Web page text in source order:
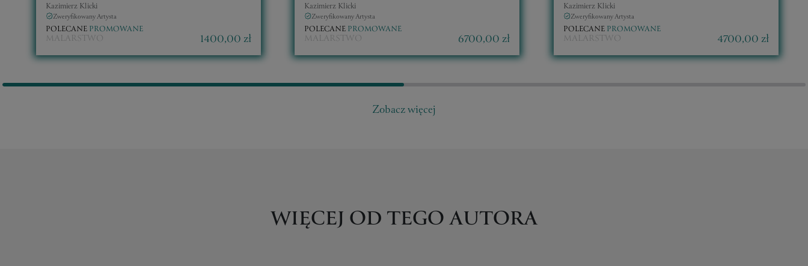
Kazimierz Klicki
Zweryfikowany Artysta
POLECANE PROMOWANE
MALARSTWO 1400,00 zł
Kazimierz Klicki
Zweryfikowany Artysta
POLECANE PROMOWANE
MALARSTWO 6700,00 zł
Kazimierz Klicki
Zweryfikowany Artysta
POLECANE PROMOWANE
MALARSTWO 4700,00 zł
Zobacz więcej
WIĘCEJ OD TEGO AUTORA